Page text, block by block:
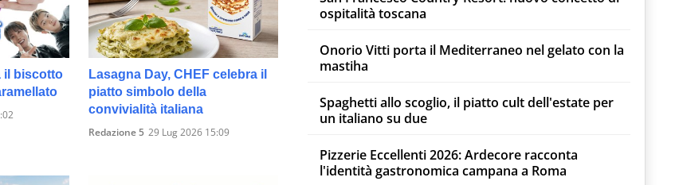
il biscotto
Lasagna Day, CHEF celebra il
piatto simbolo della
convivialità italiana
Redazione 5 29 Lug 2026 15:09
ospitalità toscana
Onorio Vitti porta il Mediterraneo nel gelato con la
mastiha
Spaghetti allo scoglio, il piatto cult dell'estate per
un italiano su due
Pizzerie Eccellenti 2026: Ardecore racconta
l'identità gastronomica campana a Roma